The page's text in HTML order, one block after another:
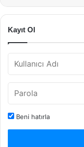
Kayıt Ol
Beni hatırla